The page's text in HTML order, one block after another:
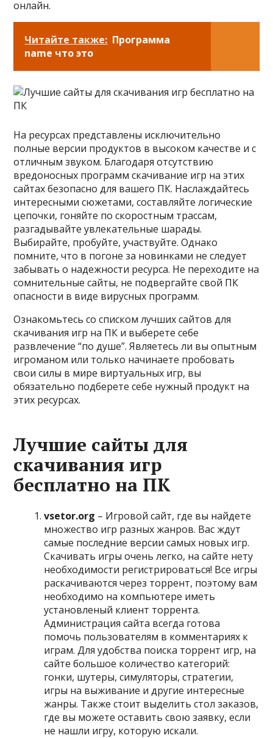
онлайн.
Читайте также: Программа
name что это
На ресурсах представлены исключительно
полные версии продуктов в высоком качестве и с
отличным звуком. Благодаря отсутствию
вредоносных программ скачивание игр на этих
сайтах безопасно для вашего ПК. Наслаждайтесь
интересными сюжетами, составляйте логические
цепочки, гоняйте по скоростным трассам,
разгадывайте увлекательные шарады.
Выбирайте, пробуйте, участвуйте. Однако
помните, что в погоне за новинками не следует
забывать о надежности ресурса. Не переходите на
сомнительные сайты, не подвергайте свой ПК
опасности в виде вирусных программ.
Ознакомьтесь со списком лучших сайтов для
скачивания игр на ПК и выберете себе
развлечение “по душе”. Являетесь ли вы опытным
игроманом или только начинаете пробовать
свои силы в мире виртуальных игр, вы
обязательно подберете себе нужный продукт на
этих ресурсах.
Лучшие сайты для
скачивания игр
бесплатно на ПК
vsetor.org – Игровой сайт, где вы найдете
множество игр разных жанров. Вас ждут
самые последние версии самых новых игр.
Скачивать игры очень легко, на сайте нету
необходимости регистрироваться! Все игры
раскачиваются через торрент, поэтому вам
необходимо на компьютере иметь
установленый клиент торрента.
Администрация сайта всегда готова
помочь пользователям в комментариях к
играм. Для удобства поиска торрент игр, на
сайте большое количество категорий:
гонки, шутеры, симуляторы, стратегии,
игры на выживание и другие интересные
жанры. Также стоит выделить стол заказов,
где вы можете оставить свою заявку, если
не нашли игру, которую искали.